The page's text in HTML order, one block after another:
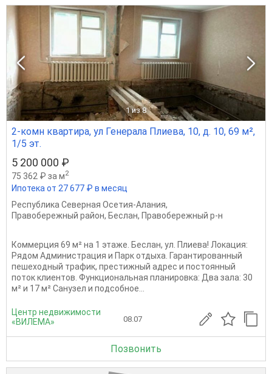
1 из 8
2-комн квартира, ул Генерала Плиева, 10, д. 10, 69 м²,
1/5 эт.
5 200 000 ₽
75 362 ₽ за м2
Ипотека от 27 677 ₽ в месяц
Республика Северная Осетия-Алания,
Правобережный район, Беслан, Правобережный р-н
Коммерция 69 м² на 1 этаже. Беслан, ул. Плиева! Локация:
Рядом Администрация и Парк отдыха. Гарантированный
пешеходный трафик, престижный адрес и постоянный
поток клиентов. Функциональная планировка: Два зала: 30
м² и 17 м² Санузел и подсобное...
Центр недвижимости
«ВИЛЕМА»
08.07
Позвонить